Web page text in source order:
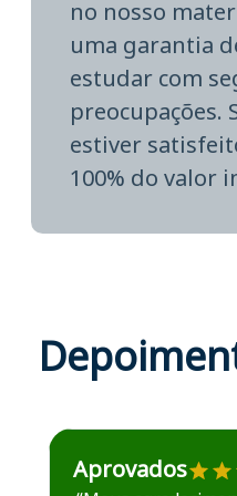
no nosso
uma garantia
estudar com
preocupações.
estiver
100% do valor
Estudante José
Aprovados